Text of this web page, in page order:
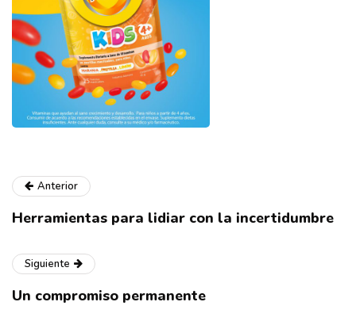
Anterior
Herramientas para lidiar con la incertidumbre
Siguiente
Un compromiso permanente